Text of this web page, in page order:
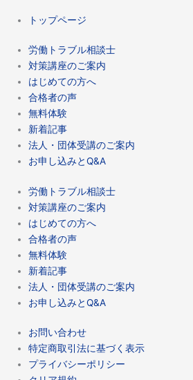
トップページ
労働トラブル相談士
対策講座のご案内
はじめての方へ
合格者の声
無料体験
新着記事
法人・団体受講のご案内
お申し込みとQ&A
労働トラブル相談士
対策講座のご案内
はじめての方へ
合格者の声
無料体験
新着記事
法人・団体受講のご案内
お申し込みとQ&A
お問い合わせ
特定商取引法に基づく表示
プライバシーポリシー